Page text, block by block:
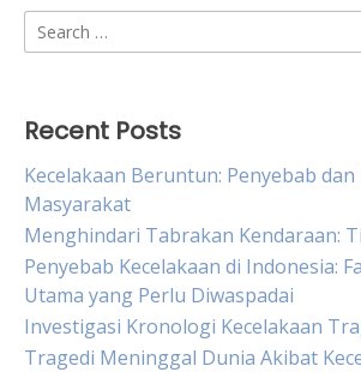
Search
for:
Recent Posts
Kecelakaan Beruntun: Penyebab
Masyarakat
Menghindari Tabrakan Kendaraan:
Penyebab Kecelakaan di Indonesia:
Utama yang Perlu Diwaspadai
Investigasi Kronologi Kecelakaan
Tragedi Meninggal Dunia Akibat